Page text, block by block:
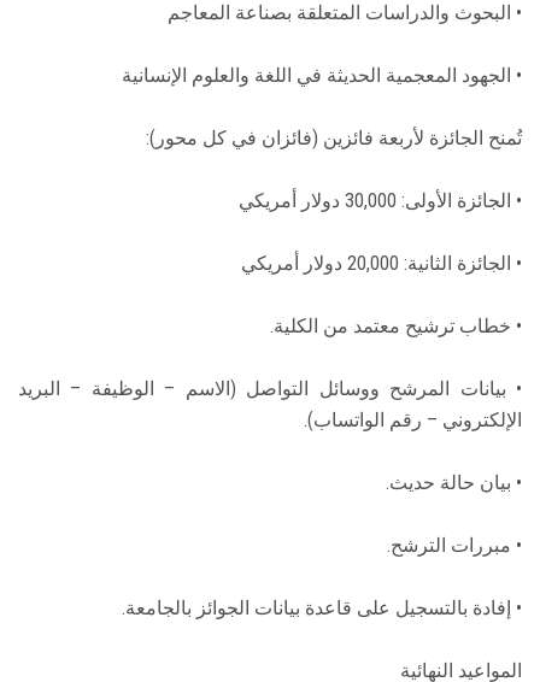
• البحوث والدراسات المتعلقة بصناعة المعاجم
• الجهود المعجمية الحديثة في اللغة والعلوم الإنسانية
تُمنح الجائزة لأربعة فائزين (فائزان في كل محور):
• الجائزة الأولى: 30,000 دولار أمريكي
• الجائزة الثانية: 20,000 دولار أمريكي
• خطاب ترشيح معتمد من الكلية.
• بيانات المرشح ووسائل التواصل (الاسم – الوظيفة – البريد
الإلكتروني – رقم الواتساب).
• بيان حالة حديث.
• مبررات الترشح.
• إفادة بالتسجيل على قاعدة بيانات الجوائز بالجامعة.
المواعيد النهائية